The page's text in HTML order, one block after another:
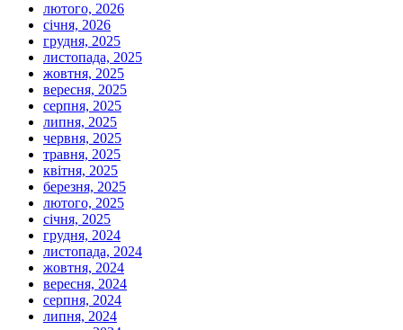
лютого, 2026
січня, 2026
грудня, 2025
листопада, 2025
жовтня, 2025
вересня, 2025
серпня, 2025
липня, 2025
червня, 2025
травня, 2025
квітня, 2025
березня, 2025
лютого, 2025
січня, 2025
грудня, 2024
листопада, 2024
жовтня, 2024
вересня, 2024
серпня, 2024
липня, 2024